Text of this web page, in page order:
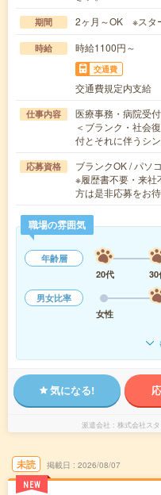
期間 2ヶ月～OK ※スタ
時給 時給1100円～
交通費
交通費規定内支給
仕事内容
医療事務・病院受付
＜ブランク・社会
付とそれに伴うシ
応募資格
ブランクOK / パソ
※履歴書不要・来社
方は是非応募をお
職場の雰囲気
年齢層
20代
30
男女比率
女性
気になる!
派遣会社 株式会社ス
未読
NEW
掲載日 2026/08/07